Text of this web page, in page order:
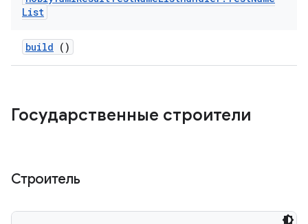
List
build ()
Государственные строители
Строитель